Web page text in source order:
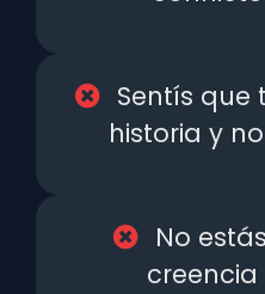
Sentís que
historia y
No
creencia